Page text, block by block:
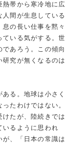
帯から寒冷地に広
間が生息している
の長い仕事を黙々
ている気がする。世
あろう。この傾向
究が無くなるのは
る。地球は小さく
たわけではない。
たが、陸続きでは
いるように思われ
、「日本の常識は